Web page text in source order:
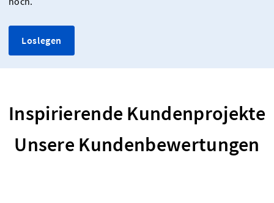
Loslegen
Inspirierende Kundenprojekte
Unsere Kundenbewertungen